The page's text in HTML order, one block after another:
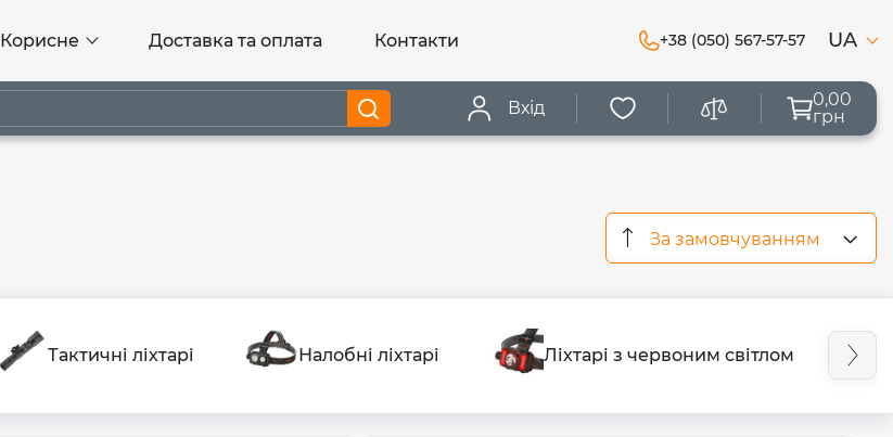
Корисне Доставка та оплата Контакти +38 (050) 567-57-57 UA
Вхід
0,00
грн
За замовчуванням
Тактичні ліхтарі Налобні ліхтарі Ліхтарі з червоним світлом